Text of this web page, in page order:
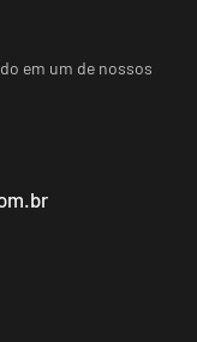
em um de nossos